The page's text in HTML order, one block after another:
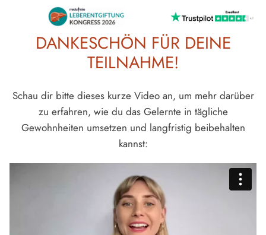
DANKESCHÖN FÜR DEINE
TEILNAHME!
Schau dir bitte dieses kurze Video an, um mehr darüber
zu erfahren, wie du das Gelernte in tägliche
Gewohnheiten umsetzen und langfristig beibehalten
kannst: